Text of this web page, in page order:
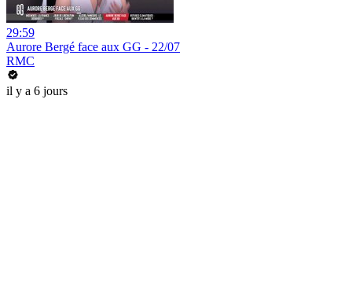
29:59
Aurore Bergé face aux GG - 22/07
RMC
il y a 6 jours